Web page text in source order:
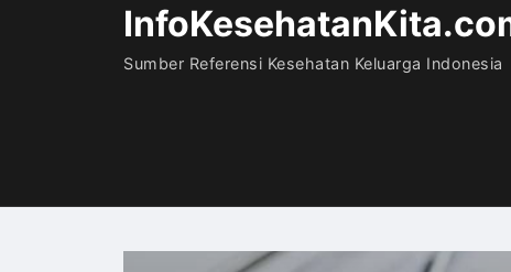
Sumber Referensi Kesehatan Keluarga Indonesia